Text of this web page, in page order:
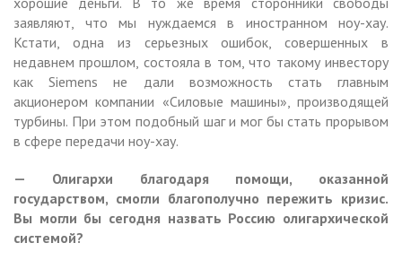
заявляют, что мы нуждаемся в иностранном ноу-хау.
Кстати, одна из серьезных ошибок, совершенных в
недавнем прошлом, состояла в том, что такому инвестору
как Siemens не дали возможность стать главным
акционером компании «Силовые машины», производящей
турбины. При этом подобный шаг и мог бы стать прорывом
в сфере передачи ноу-хау.
— Олигархи благодаря помощи, оказанной
государством, смогли благополучно пережить кризис.
Вы могли бы сегодня назвать Россию олигархической
системой?